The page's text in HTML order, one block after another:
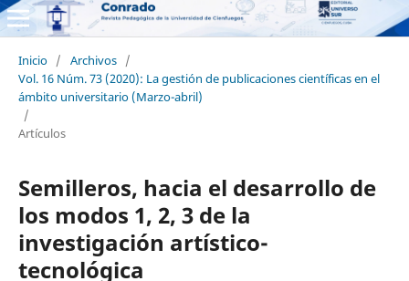
Inicio / Archivos /
Vol. 16 Núm. 73 (2020): La gestión de publicaciones científicas en el
ámbito universitario (Marzo-abril)
/
Artículos
Semilleros, hacia el desarrollo de
los modos 1, 2, 3 de la
investigación artístico-
tecnológica